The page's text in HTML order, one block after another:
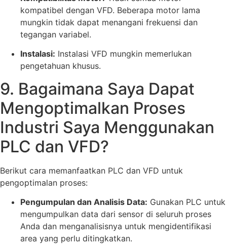
kompatibel dengan VFD. Beberapa motor lama
mungkin tidak dapat menangani frekuensi dan
tegangan variabel.
Instalasi: Instalasi VFD mungkin memerlukan
pengetahuan khusus.
9. Bagaimana Saya Dapat
Mengoptimalkan Proses
Industri Saya Menggunakan
PLC dan VFD?
Berikut cara memanfaatkan PLC dan VFD untuk
pengoptimalan proses:
Pengumpulan dan Analisis Data: Gunakan PLC untuk
mengumpulkan data dari sensor di seluruh proses
Anda dan menganalisisnya untuk mengidentifikasi
area yang perlu ditingkatkan.